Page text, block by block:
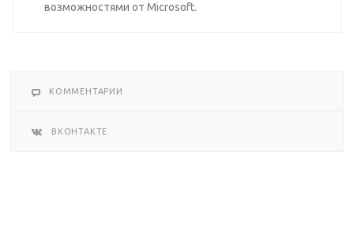
возможностями от Microsoft.
КОММЕНТАРИИ
ВКОНТАКТЕ